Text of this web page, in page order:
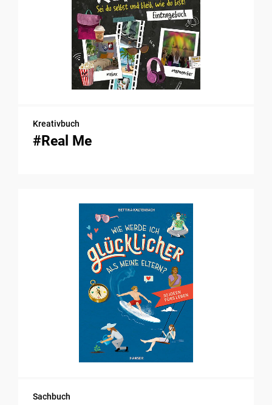
Kreativbuch
#Real Me
Sachbuch